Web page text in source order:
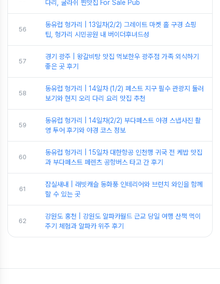
다리, 굴라쉬 찐맛집 For Sale Pub
56
동유럽 헝가리 | 13일차(2/2) 그레이트 마켓 홀 구경 쇼핑
팁, 헝가리 시민공원 내 버이더후녀드성
57
경기 광주 | 왕갈비탕 맛집 먹보한우 광주점 가족 외식하기
좋은 곳 후기
58
동유럽 헝가리 | 14일차 (1/2) 페스트 지구 필수 관광지 둘러
보기와 현지 오리 다리 요리 맛집 추천
59
동유럽 헝가리 | 14일차(2/2) 부다페스트 야경 스냅사진 촬
영 투어 후기와 야경 코스 정보
60
동유럽 헝가리 | 15일차 대한항공 인천행 귀국 전 케밥 맛집
과 부다페스트 페렌츠 공항버스 타고 간 후기
61
잠실새내 | 래빗캐슬 동화풍 인테리어와 브런치 와인을 함께
할 수 있는 곳
62
강원도 홍천 | 강원도 알파카월드 근교 당일 여행 산책 먹이
주기 체험과 알파카 위주 후기